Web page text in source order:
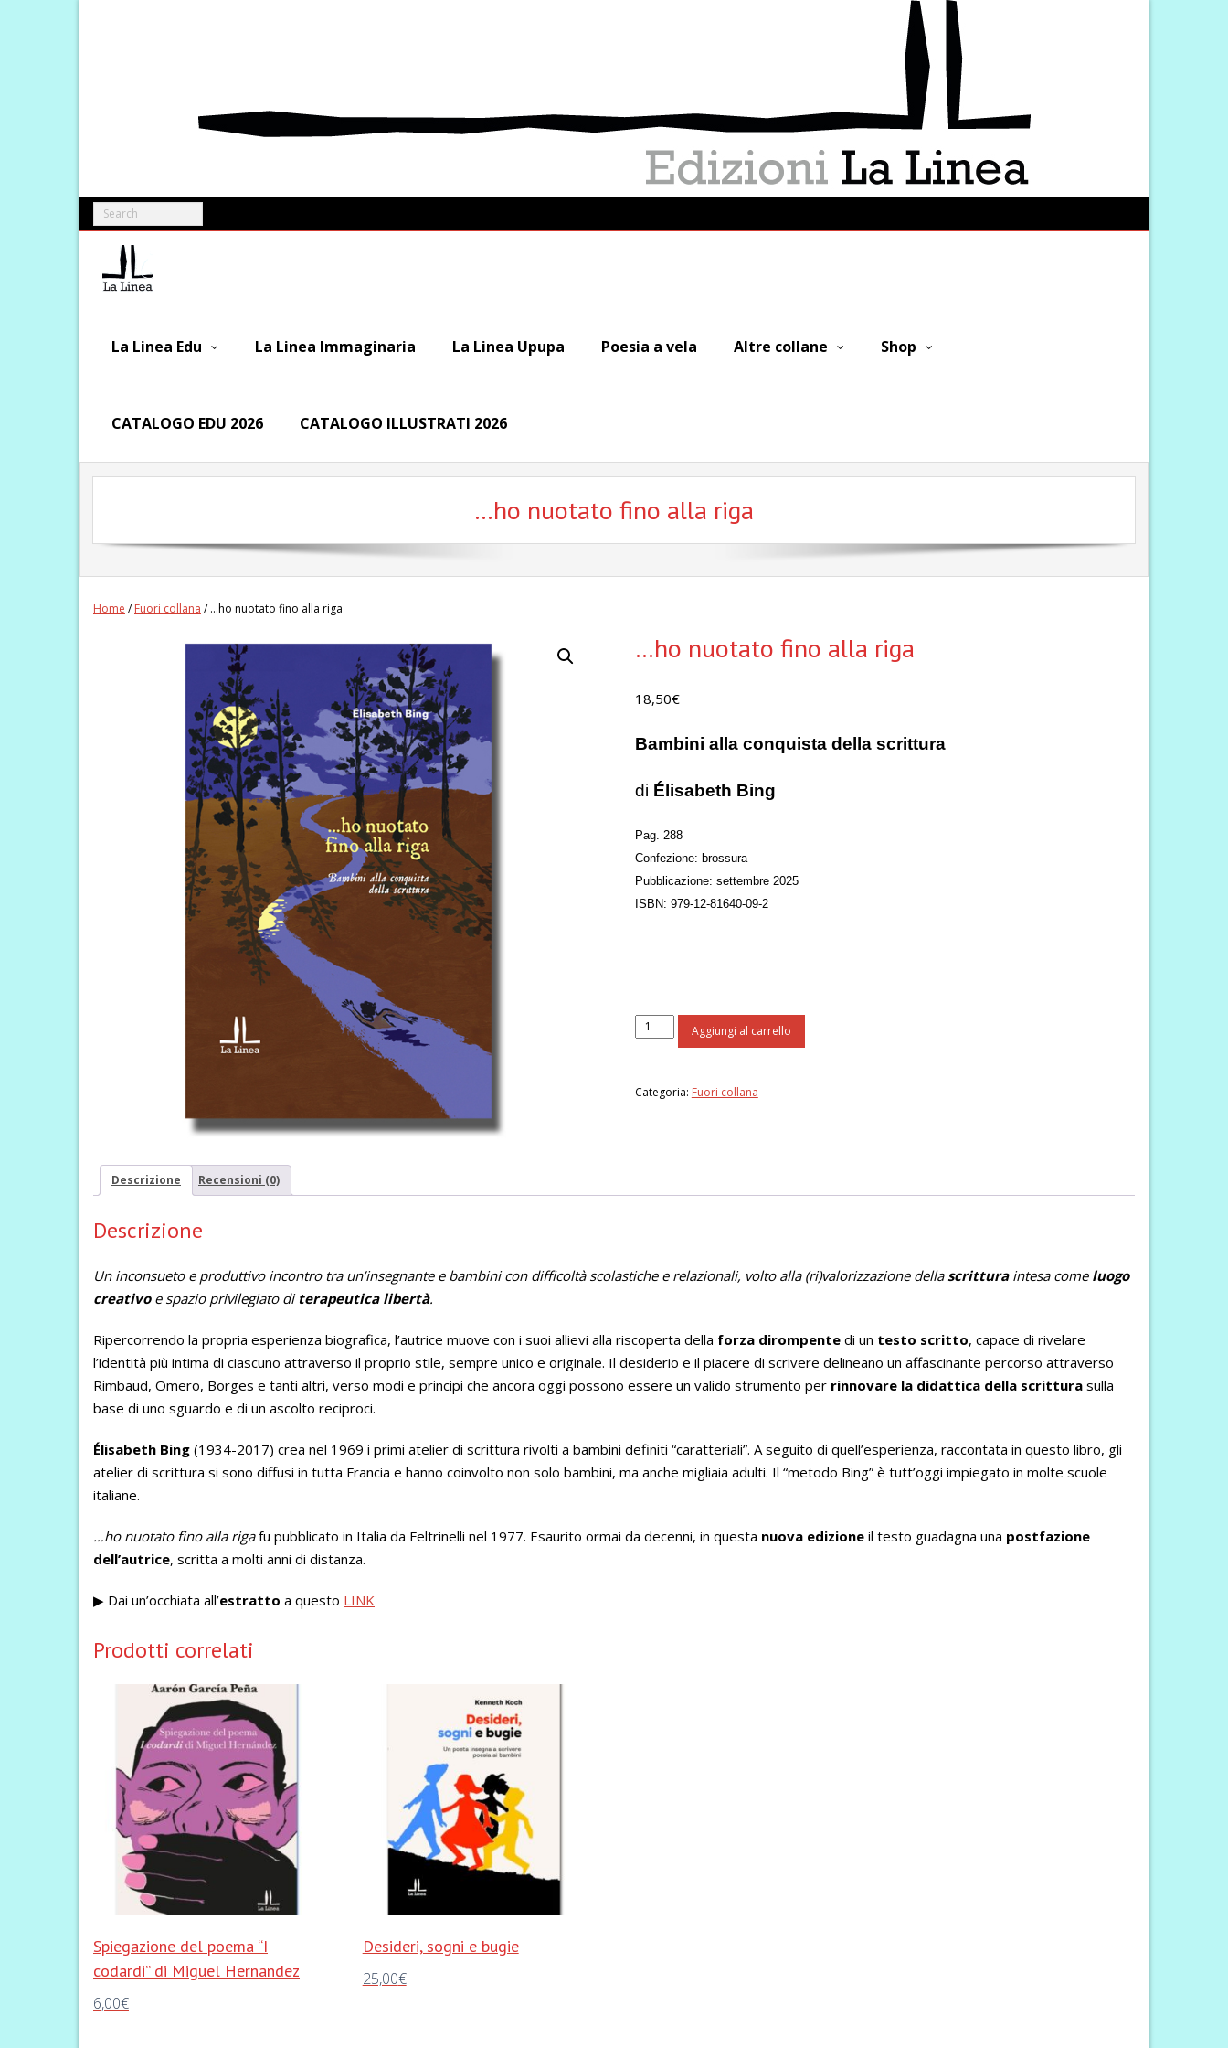
La Linea Edu La Linea Immaginaria La Linea Upupa Poesia a vela Altre collane Shop
CATALOGO EDU 2026 CATALOGO ILLUSTRATI 2026
…ho nuotato fino alla riga
Home /Fuori collana / …ho nuotato fino alla riga
…ho nuotato fino alla riga
18,50€
Bambini alla conquista della scrittura
di Élisabeth Bing
Pag. 288
Confezione: brossura
Pubblicazione: settembre 2025
ISBN: 979-12-81640-09-2
...ho
nuotato
riga
Aggiungi al carrello
Categoria: Fuori collana
Descrizione Recensioni (0)
Descrizione
Un inconsueto e produttivo incontro tra un’insegnante e bambini con difficoltà scolastiche e relazionali, volto alla (ri)valorizzazione della scritturaintesa come luogo
creativoe spazio privilegiato di terapeutica libertà.
Ripercorrendo la propria esperienza biografica, l’autrice muove con i suoi allievi alla riscoperta della forza dirompente di un testo scritto, capace di rivelare
l’identità più intima di ciascuno attraverso il proprio stile, sempre unico e originale. Il desiderio e il piacere di scrivere delineano un affascinante percorso attraverso
Rimbaud, Omero, Borges e tanti altri, verso modi e principi che ancora oggi possono essere un valido strumento per rinnovare la didattica della scrittura sulla
base di uno sguardo e di un ascolto reciproci.
Élisabeth Bing (1934-2017) crea nel 1969 i primi atelier di scrittura rivolti a bambini definiti “caratteriali”. A seguito di quell’esperienza, raccontata in questo libro, gli
atelier di scrittura si sono diffusi in tutta Francia e hanno coinvolto non solo bambini, ma anche migliaia adulti. Il “metodo Bing” è tutt’oggi impiegato in molte scuole
italiane.
…ho nuotato fino alla rigafu pubblicato in Italia da Feltrinelli nel 1977. Esaurito ormai da decenni, in questa nuova edizione il testo guadagna una postfazione
dell’autrice, scritta a molti anni di distanza.
▶︎ Dai un’occhiata all’estratto a questo LINK
Prodotti correlati
Spiegazione del poema “I
codardi” di Miguel Hernandez
6,00€
Desideri, sogni e bugie
25,00€